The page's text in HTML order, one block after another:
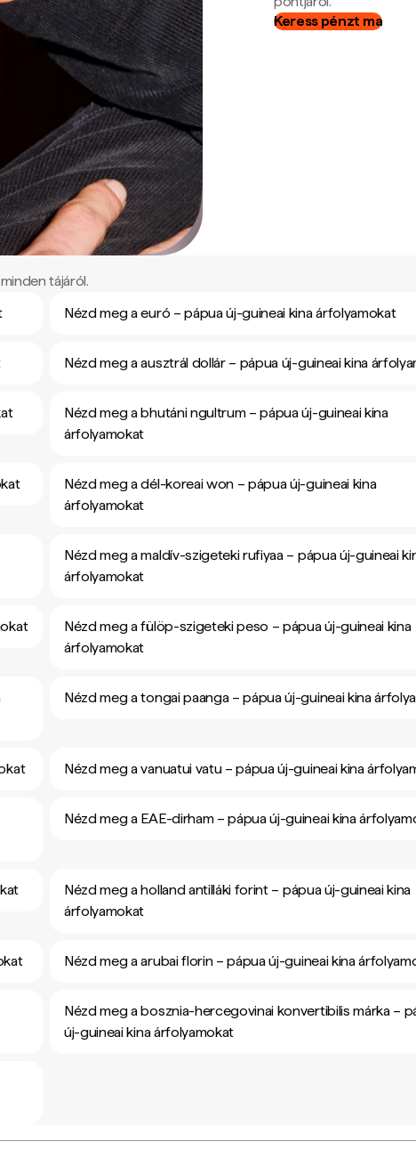
Keress pénzt ma
tájáról.
Nézd meg a euró – pápua új-guineai kina árfolyamokat
Nézd meg a ausztrál dollár – pápua új-guineai kina
Nézd meg a bhutáni ngultrum – pápua új-guineai kina
árfolyamokat
Nézd meg a dél-koreai won – pápua új-guineai kina
árfolyamokat
Nézd meg a maldív-szigeteki rufiyaa – pápua új-guineai
árfolyamokat
Nézd meg a fülöp-szigeteki peso – pápua új-guineai kina
árfolyamokat
Nézd meg a tongai paanga – pápua új-guineai kina
Nézd meg a vanuatui vatu – pápua új-guineai kina
Nézd meg a EAE-dirham – pápua új-guineai kina
Nézd meg a holland antilláki forint – pápua új-guineai kina
árfolyamokat
Nézd meg a arubai florin – pápua új-guineai kina
Nézd meg a bosznia-hercegovinai konvertibilis márka –
új-guineai kina árfolyamokat